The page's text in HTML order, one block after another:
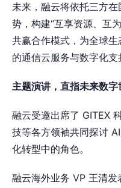
未来，融云将依托三方
势，构建“互享资源、互
共赢合作模式，为全球
的通信云服务与数字化支
主题演讲，直指未来数字
融云受邀出席了 GITEX
技等各方领袖共同探讨
化转型中的角色。
融云海外业务 VP 王清